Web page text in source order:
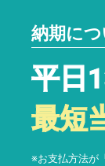
納期に
平日
最短
※お支払方法が